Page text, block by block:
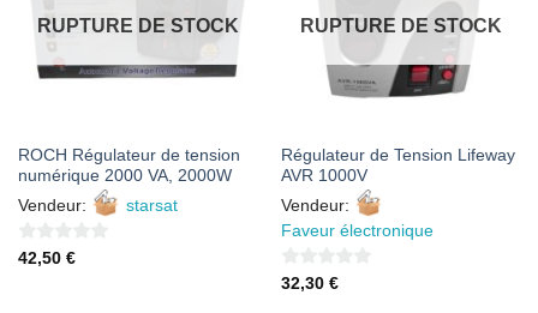
RUPTURE DE STOCK
ROCH Régulateur de tension
numérique 2000 VA, 2000W
Vendeur:
starsat
0
42,50 €
RUPTURE DE STOCK
Régulateur de Tension Lifeway
AVR 1000V
Vendeur:
Faveur électronique
0
32,30 €